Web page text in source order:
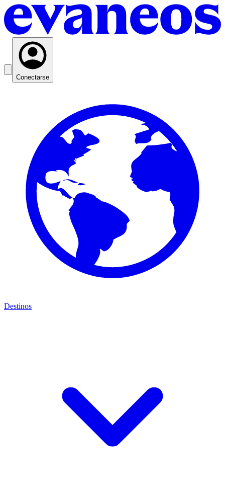
Conectarse
Destinos